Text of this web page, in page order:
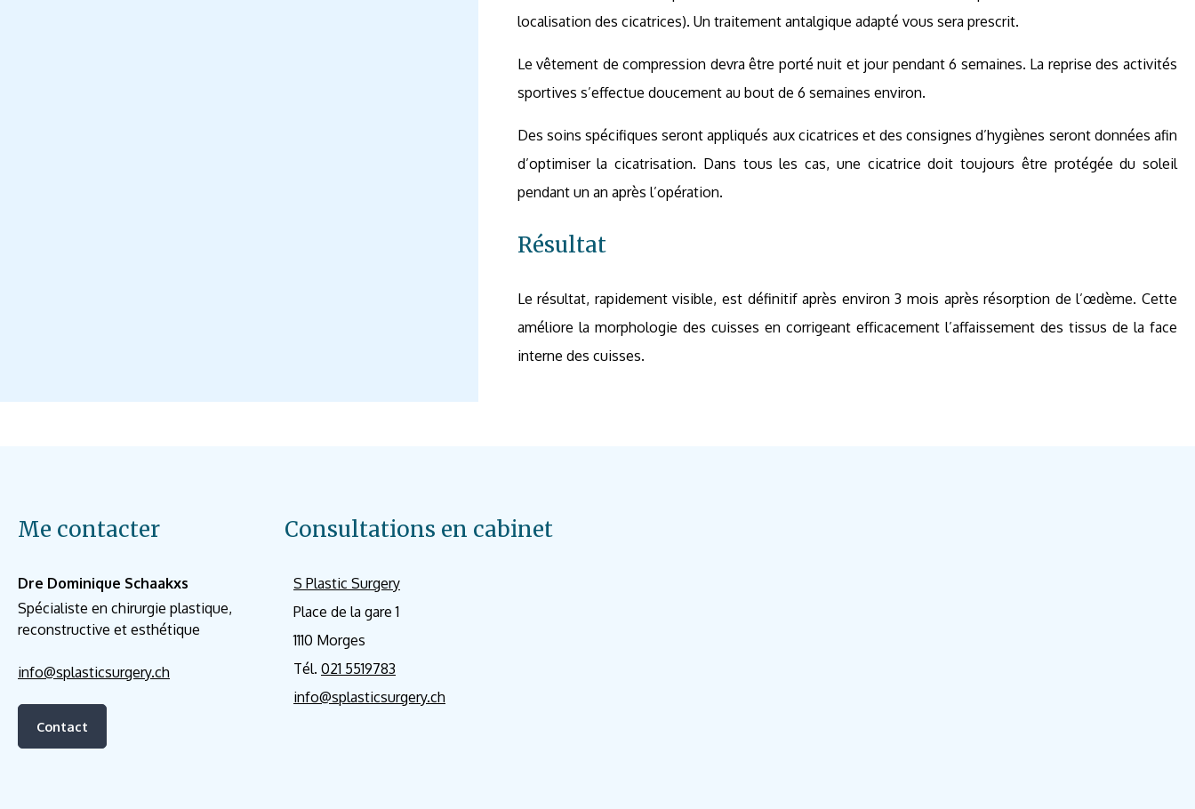
localisation des cicatrices). Un traitement antalgique adapté vous sera prescrit.
Le vêtement de compression devra être porté nuit et jour pendant 6 semaines. La reprise des activités
sportives s’effectue doucement au bout de 6 semaines environ.
Des soins spécifiques seront appliqués aux cicatrices et des consignes d’hygiènes seront données afin
d’optimiser la cicatrisation. Dans tous les cas, une cicatrice doit toujours être protégée du soleil
pendant un an après l’opération.
Résultat
Le résultat, rapidement visible, est définitif après environ 3 mois après résorption de l’œdème. Cette
améliore la morphologie des cuisses en corrigeant efficacement l’affaissement des tissus de la face
interne des cuisses.
Me contacter
Dre Dominique Schaakxs
Spécialiste en chirurgie plastique,
reconstructive et esthétique
info@splasticsurgery.ch
Contact
Consultations en cabinet
S Plastic Surgery
Place de la gare 1
1110 Morges
Tél. 021 5519783
info@splasticsurgery.ch